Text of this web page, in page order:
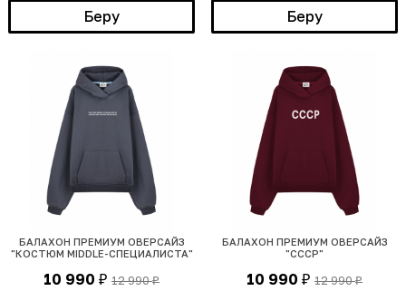
Беру Беру
БАЛАХОН ПРЕМИУМ ОВЕРСАЙЗ
"КОСТЮМ MIDDLE-СПЕЦИАЛИСТА"
10 990 ₽ 12 990₽
БАЛАХОН ПРЕМИУМ ОВЕРСАЙЗ
"СССР"
10 990 ₽ 12 990₽